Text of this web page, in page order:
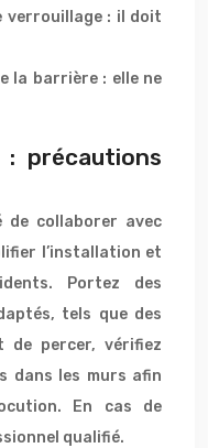
verrouillage : il doit
la barrière : elle ne
: précautions
de collaborer avec
l’installation et
Portez des
tels que des
de percer, vérifiez
dans les murs afin
En cas de
qualifié.